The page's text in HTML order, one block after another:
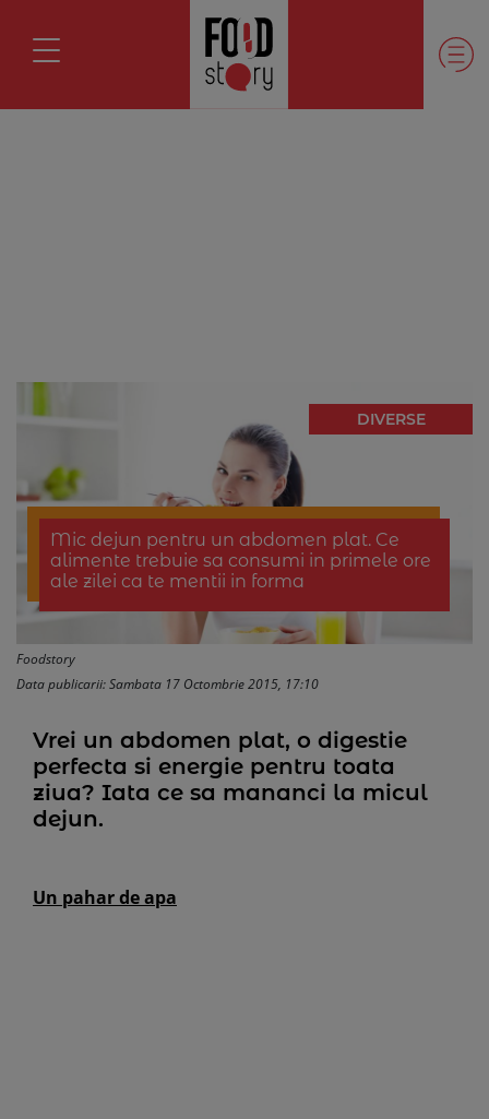
DIVERSE
Mic dejun pentru un abdomen plat. Ce
alimente trebuie sa consumi in primele ore
ale zilei ca te mentii in forma
Foodstory
Data publicarii: Sambata 17 Octombrie 2015, 17:10
Vrei un abdomen plat, o digestie
perfecta si energie pentru toata
ziua? Iata ce sa mananci la micul
dejun.
Un pahar de apa